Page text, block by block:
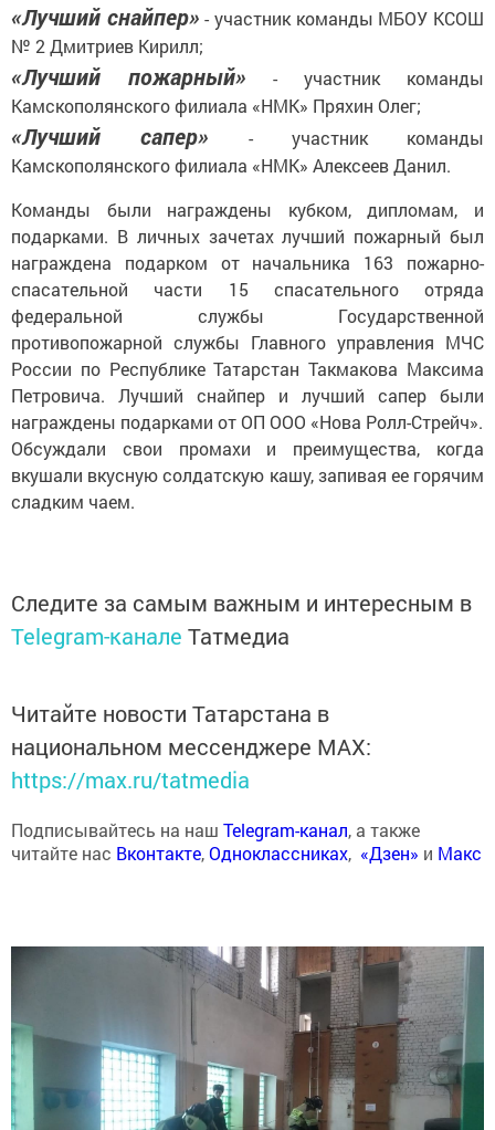
«Лучший снайпер» - участник команды МБОУ КСОШ
№ 2 Дмитриев Кирилл;
«Лучший пожарный» - участник команды
Камскополянского филиала «НМК» Пряхин Олег;
«Лучший сапер» - участник команды
Камскополянского филиала «НМК» Алексеев Данил.
Команды были награждены кубком, дипломам, и
подарками. В личных зачетах лучший пожарный был
награждена подарком от начальника 163 пожарно-
спасательной части 15 спасательного отряда
федеральной службы Государственной
противопожарной службы Главного управления МЧС
России по Республике Татарстан Такмакова Максима
Петровича. Лучший снайпер и лучший сапер были
награждены подарками от ОП ООО «Нова Ролл-Стрейч».
Обсуждали свои промахи и преимущества, когда
вкушали вкусную солдатскую кашу, запивая ее горячим
сладким чаем.
Следите за самым важным и интересным в
Telegram-канале Татмедиа
Читайте новости Татарстана в
национальном мессенджере MАХ:
https://max.ru/tatmedia
Подписывайтесь на наш Telegram-канал, а также
читайте нас Вконтакте,Одноклассниках, «Дзен» и Макс